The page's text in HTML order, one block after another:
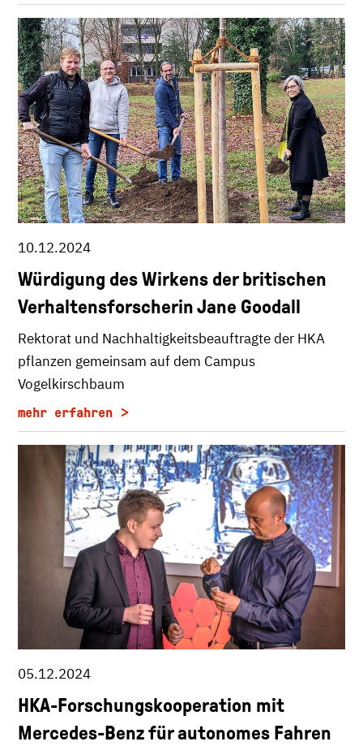
10.12.2024
Würdigung des Wirkens der britischen
Verhaltensforscherin Jane Goodall
Rektorat und Nachhaltigkeitsbeauftragte der HKA
pflanzen gemeinsam auf dem Campus
Vogelkirschbaum
mehr erfahren
05.12.2024
HKA-Forschungskooperation mit
Mercedes-Benz für autonomes Fahren